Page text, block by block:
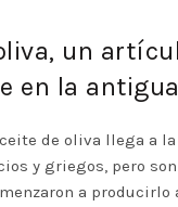
un
en la
de oliva llega a
y griegos, pero
a producirlo